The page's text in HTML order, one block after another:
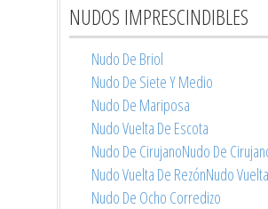
NUDOS IMPRESCINDIBLES
Nudo De Briol
Nudo De Siete Y Medio
Nudo De Mariposa
Nudo Vuelta De Escota
Nudo De CirujanoNudo De
Nudo Vuelta De RezónNudo
Nudo De Ocho Corredizo